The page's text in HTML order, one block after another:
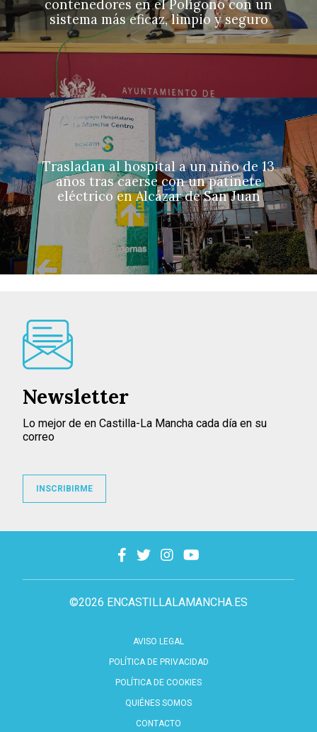
contenedores en el Polígono con un
sistema más eficaz, limpio y seguro
Trasladan al hospital a un niño de 13
años tras caerse con un patinete
eléctrico en Alcázar de San Juan
©2026 ENCASTILLALAMANCHA.ES
AVISO LEGAL
POLÍTICA DE PRIVACIDAD
POLÍTICA DE COOKIES
QUIÉNES SOMOS
CONTACTO
Newsletter
Lo mejor de en Castilla-La Mancha cada día en su
correo
INSCRIBIRME